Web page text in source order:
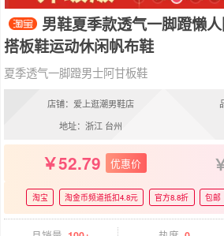
男鞋夏季款透气一脚蹬懒
搭板鞋运动休闲帆布鞋
夏季透气一脚蹬男士阿甘板鞋
店铺：爱上逛潮男鞋店
地址：浙江 台州
52.79 优惠价
淘宝 淘金币频道抵扣4.8元 官方8.8折 包邮